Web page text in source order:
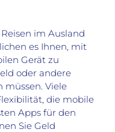
im Ausland
es Ihnen, mit
Gerät zu
oder andere
Viele
die mobile
Apps für den
Sie Geld